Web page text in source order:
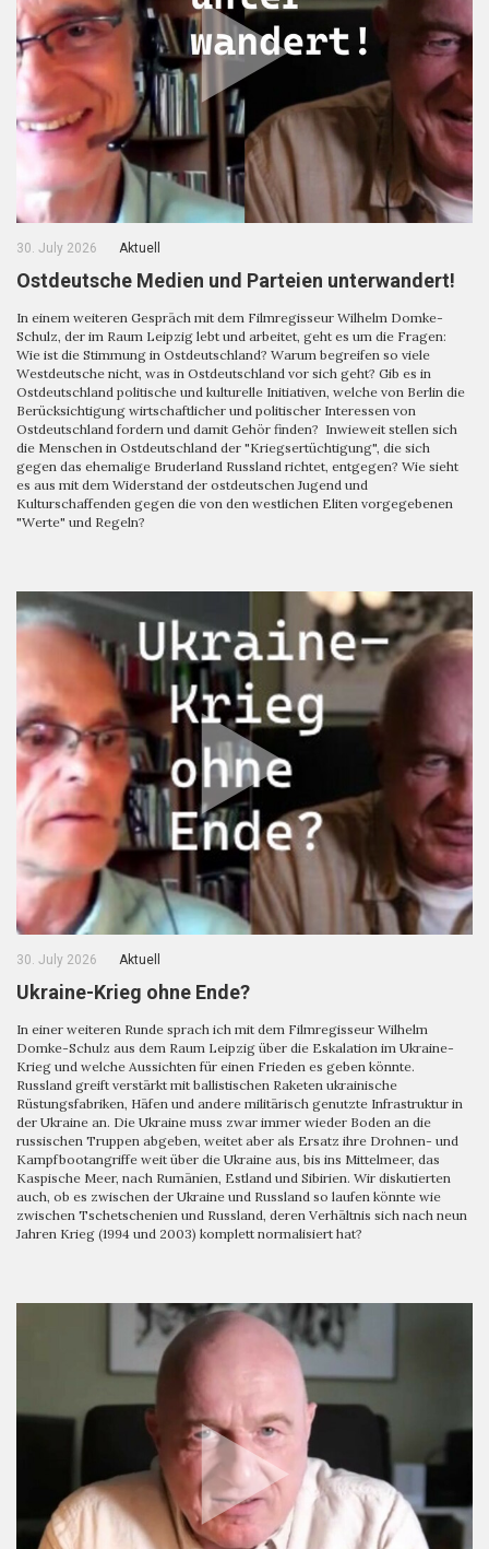
30. July 2026 Aktuell
Ostdeutsche Medien und Parteien unterwandert!
In einem weiteren Gespräch mit dem Filmregisseur Wilhelm Domke-
Schulz, der im Raum Leipzig lebt und arbeitet, geht es um die Fragen:
Wie ist die Stimmung in Ostdeutschland? Warum begreifen so viele
Westdeutsche nicht, was in Ostdeutschland vor sich geht? Gib es in
Ostdeutschland politische und kulturelle Initiativen, welche von Berlin die
Berücksichtigung wirtschaftlicher und politischer Interessen von
Ostdeutschland fordern und damit Gehör finden? Inwieweit stellen sich
die Menschen in Ostdeutschland der "Kriegsertüchtigung", die sich
gegen das ehemalige Bruderland Russland richtet, entgegen? Wie sieht
es aus mit dem Widerstand der ostdeutschen Jugend und
Kulturschaffenden gegen die von den westlichen Eliten vorgegebenen
"Werte" und Regeln?
30. July 2026 Aktuell
Ukraine-Krieg ohne Ende?
In einer weiteren Runde sprach ich mit dem Filmregisseur Wilhelm
Domke-Schulz aus dem Raum Leipzig über die Eskalation im Ukraine-
Krieg und welche Aussichten für einen Frieden es geben könnte.
Russland greift verstärkt mit ballistischen Raketen ukrainische
Rüstungsfabriken, Häfen und andere militärisch genutzte Infrastruktur in
der Ukraine an. Die Ukraine muss zwar immer wieder Boden an die
russischen Truppen abgeben, weitet aber als Ersatz ihre Drohnen- und
Kampfbootangriffe weit über die Ukraine aus, bis ins Mittelmeer, das
Kaspische Meer, nach Rumänien, Estland und Sibirien. Wir diskutierten
auch, ob es zwischen der Ukraine und Russland so laufen könnte wie
zwischen Tschetschenien und Russland, deren Verhältnis sich nach neun
Jahren Krieg (1994 und 2003) komplett normalisiert hat?